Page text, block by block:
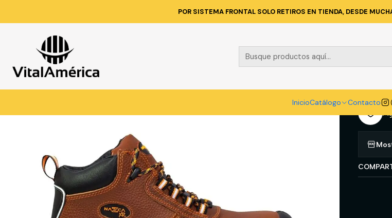
InicioCatálogo Contacto
POR SISTEMA FRONTAL SOLO RETIROS EN TIENDA, DESDE
Inicio Catálogo CALZADO ZAPATO DE SEGURIDAD
|
Cantidad